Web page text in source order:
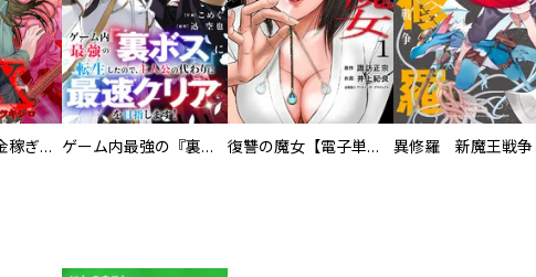
EX ～その賞金稼ぎは、世界の出口を探す～【単行本版】 ゲーム内最強の『裏ボス』に転生したので、主人公の代わりに最速クリアを目指します！【電子単行本版】 復讐の魔女【電子単行本版】 異修羅 新魔王戦争